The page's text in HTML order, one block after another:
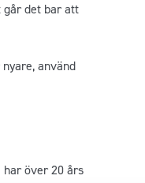
går det bar att
använd
över 20 års